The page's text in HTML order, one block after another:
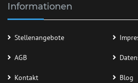
Informationen
Stellenangebote
AGB
Kontakt Blog